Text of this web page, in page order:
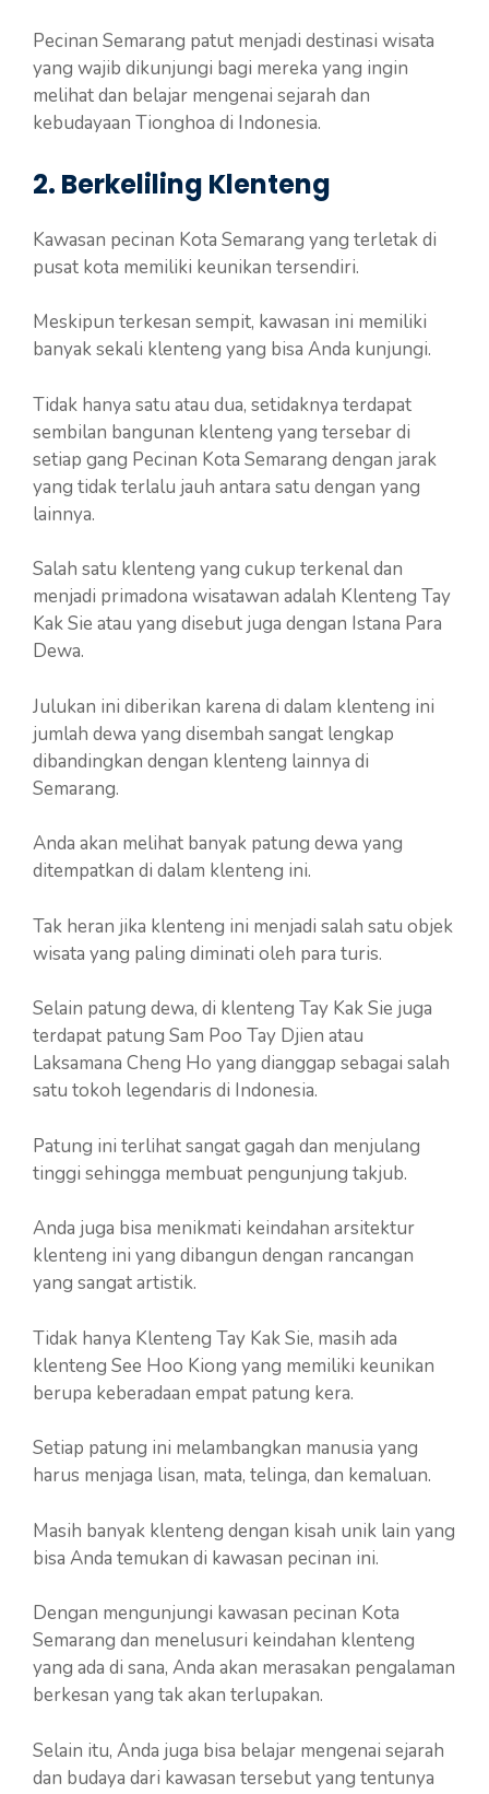
Pecinan Semarang patut menjadi destinasi wisata
yang wajib dikunjungi bagi mereka yang ingin
melihat dan belajar mengenai sejarah dan
kebudayaan Tionghoa di Indonesia.
2. Berkeliling Klenteng
Kawasan pecinan Kota Semarang yang terletak di
pusat kota memiliki keunikan tersendiri.
Meskipun terkesan sempit, kawasan ini memiliki
banyak sekali klenteng yang bisa Anda kunjungi.
Tidak hanya satu atau dua, setidaknya terdapat
sembilan bangunan klenteng yang tersebar di
setiap gang Pecinan Kota Semarang dengan jarak
yang tidak terlalu jauh antara satu dengan yang
lainnya.
Salah satu klenteng yang cukup terkenal dan
menjadi primadona wisatawan adalah Klenteng Tay
Kak Sie atau yang disebut juga dengan Istana Para
Dewa.
Julukan ini diberikan karena di dalam klenteng ini
jumlah dewa yang disembah sangat lengkap
dibandingkan dengan klenteng lainnya di
Semarang.
Anda akan melihat banyak patung dewa yang
ditempatkan di dalam klenteng ini.
Tak heran jika klenteng ini menjadi salah satu objek
wisata yang paling diminati oleh para turis.
Selain patung dewa, di klenteng Tay Kak Sie juga
terdapat patung Sam Poo Tay Djien atau
Laksamana Cheng Ho yang dianggap sebagai salah
satu tokoh legendaris di Indonesia.
Patung ini terlihat sangat gagah dan menjulang
tinggi sehingga membuat pengunjung takjub.
Anda juga bisa menikmati keindahan arsitektur
klenteng ini yang dibangun dengan rancangan
yang sangat artistik.
Tidak hanya Klenteng Tay Kak Sie, masih ada
klenteng See Hoo Kiong yang memiliki keunikan
berupa keberadaan empat patung kera.
Setiap patung ini melambangkan manusia yang
harus menjaga lisan, mata, telinga, dan kemaluan.
Masih banyak klenteng dengan kisah unik lain yang
bisa Anda temukan di kawasan pecinan ini.
Dengan mengunjungi kawasan pecinan Kota
Semarang dan menelusuri keindahan klenteng
yang ada di sana, Anda akan merasakan pengalaman
berkesan yang tak akan terlupakan.
Selain itu, Anda juga bisa belajar mengenai sejarah
dan budaya dari kawasan tersebut yang tentunya